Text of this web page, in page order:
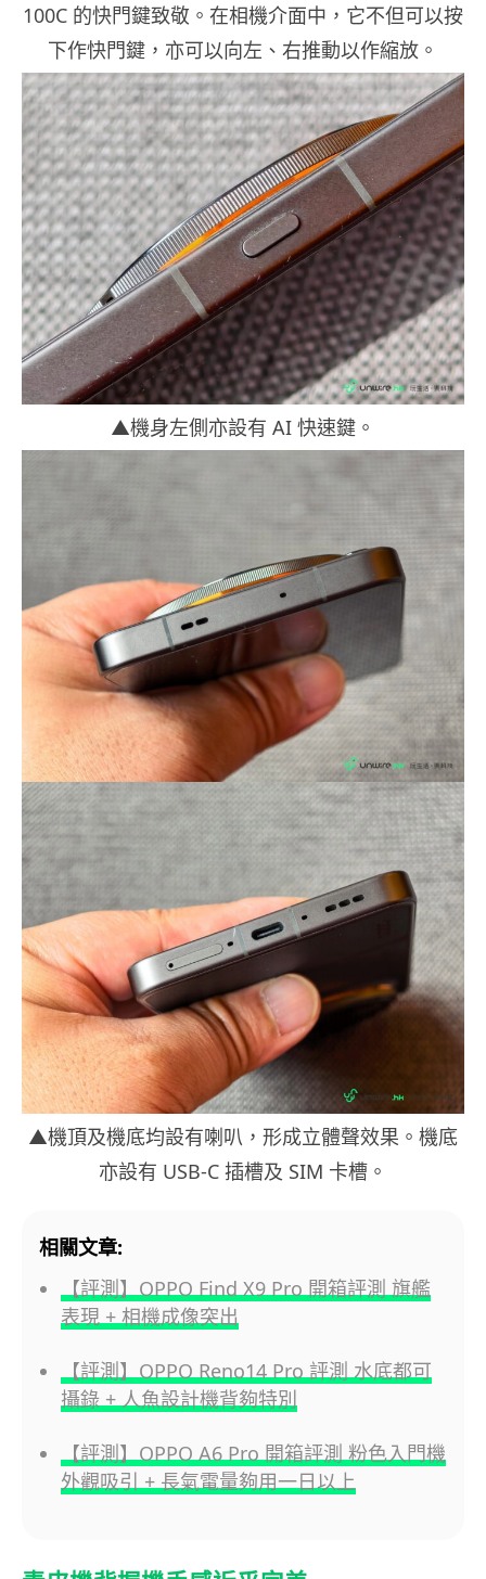
100C 的快門鍵致敬。在相機介面中，它不但可以按
下作快門鍵，亦可以向左、右推動以作縮放。
▲機身左側亦設有 AI 快速鍵。
▲機頂及機底均設有喇叭，形成立體聲效果。機底
亦設有 USB-C 插槽及 SIM 卡槽。
相關文章:
【評測】OPPO Find X9 Pro 開箱評測 旗艦
表現 + 相機成像突出
【評測】OPPO Reno14 Pro 評測 水底都可
攝錄 + 人魚設計機背夠特別
【評測】OPPO A6 Pro 開箱評測 粉色入門機
外觀吸引 + 長氣電量夠用一日以上